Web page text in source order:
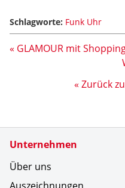
Schlagworte: Funk Uhr
« GLAMOUR mit
« Zurück
Unternehmen
Über uns